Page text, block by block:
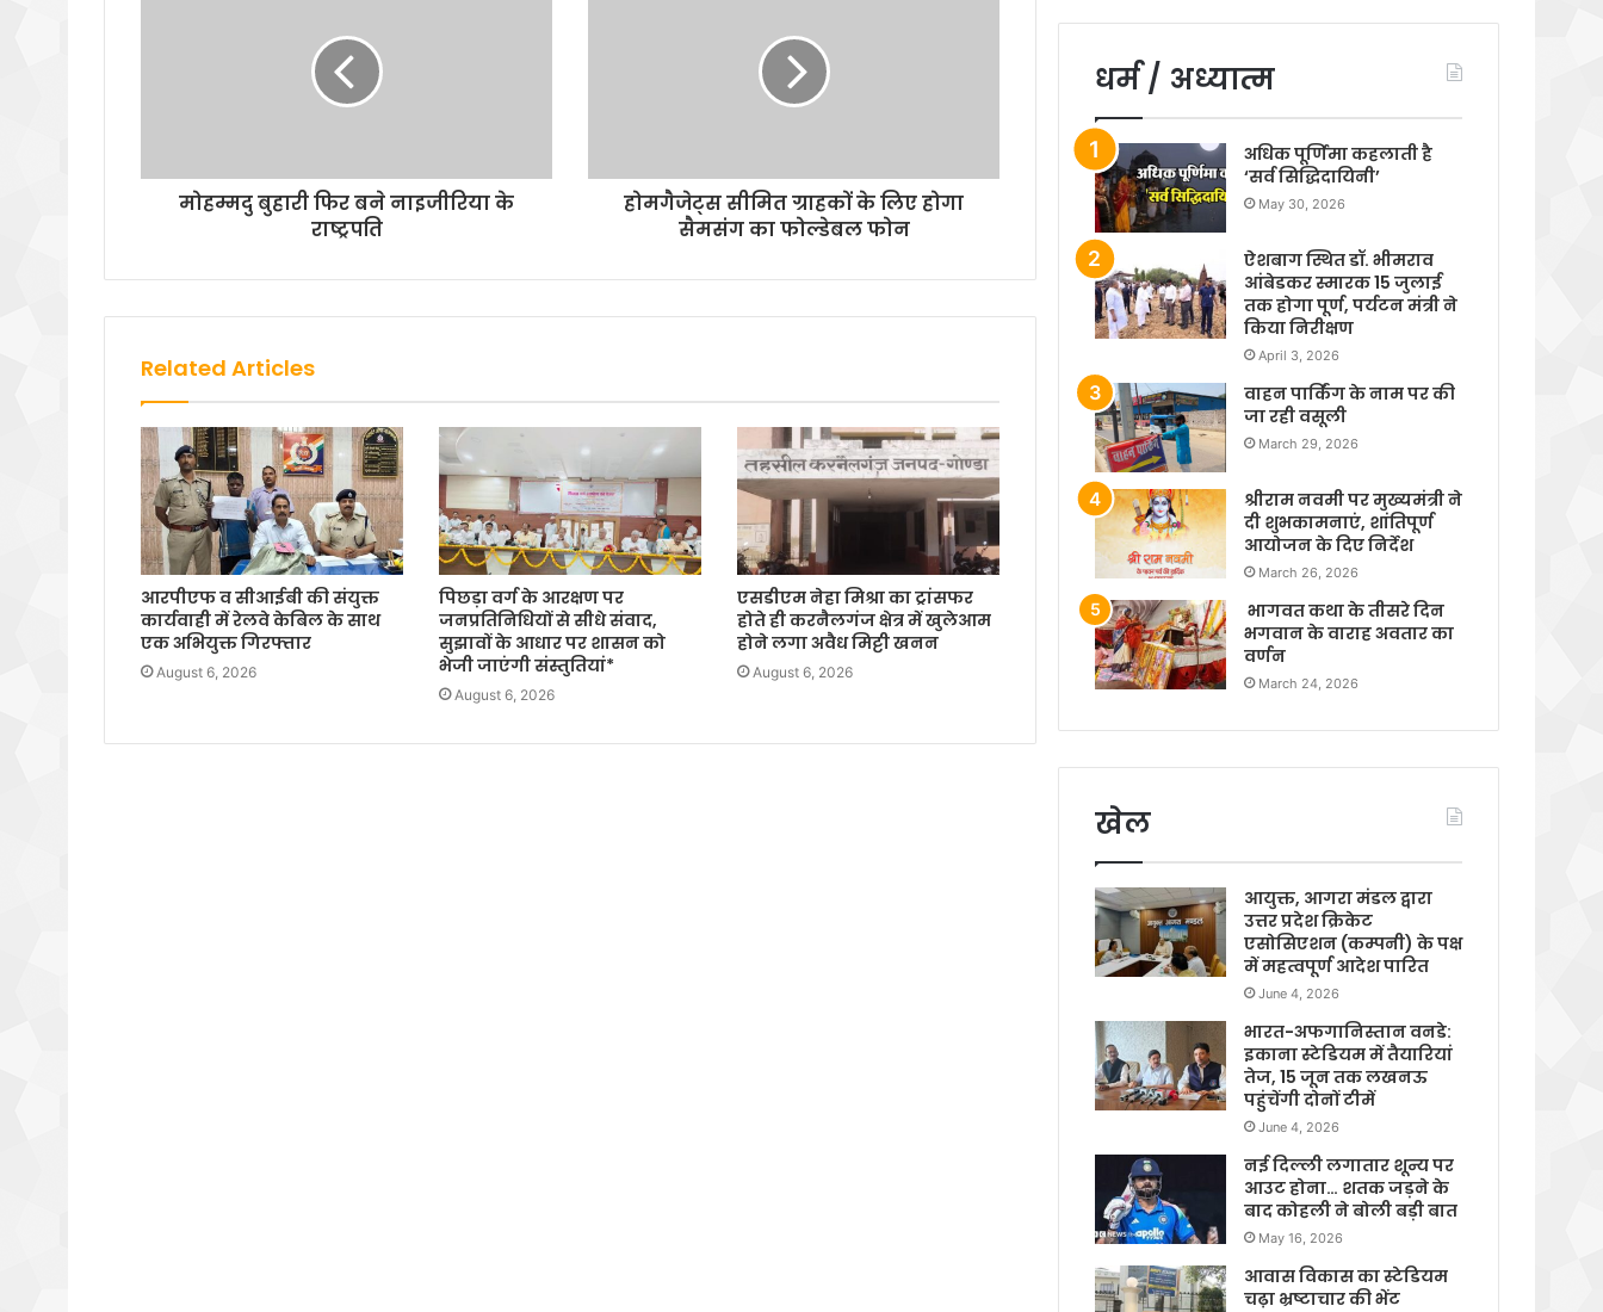
मोहम्मदु बुहारी फिर बने नाइजीरिया के
राष्ट्रपति
होमगैजेट्स सीमित ग्राहकों के लिए होगा
सैमसंग का फोल्डेबल फोन
Related Articles
आरपीएफ व सीआईबी की संयुक्त
कार्यवाही में रेलवे केबिल के साथ
एक अभियुक्त गिरफ्तार
August 6, 2026
पिछड़ा वर्ग के आरक्षण पर
जनप्रतिनिधियों से सीधे संवाद,
सुझावों के आधार पर शासन को
भेजी जाएंगी संस्तुतियां*
August 6, 2026
एसडीएम नेहा मिश्रा का ट्रांसफर
होते ही करनैलगंज क्षेत्र में खुलेआम
होने लगा अवैध मिट्टी खनन
August 6, 2026
धर्म / अध्यात्म
अधिक पूर्णिमा कहलाती है
‘सर्व सिद्धिदायिनी’
May 30, 2026
ऐशबाग स्थित डॉ. भीमराव
आंबेडकर स्मारक 15 जुलाई
तक होगा पूर्ण, पर्यटन मंत्री ने
किया निरीक्षण
April 3, 2026
वाहन पार्किंग के नाम पर की
जा रही वसूली
March 29, 2026
श्रीराम नवमी पर मुख्यमंत्री ने
दी शुभकामनाएं, शांतिपूर्ण
आयोजन के दिए निर्देश
March 26, 2026
भागवत कथा के तीसरे दिन
भगवान के वाराह अवतार का
वर्णन
March 24, 2026
खेल
आयुक्त, आगरा मंडल द्वारा
उत्तर प्रदेश क्रिकेट
एसोसिएशन (कम्पनी) के पक्ष
में महत्वपूर्ण आदेश पारित
June 4, 2026
भारत-अफगानिस्तान वनडे:
इकाना स्टेडियम में तैयारियां
तेज, 15 जून तक लखनऊ
पहुंचेंगी दोनों टीमें
June 4, 2026
नई दिल्ली लगातार शून्य पर
आउट होना… शतक जड़ने के
बाद कोहली ने बोली बड़ी बात
May 16, 2026
आवास विकास का स्टेडियम
चढ़ा भ्रष्टाचार की भेंट